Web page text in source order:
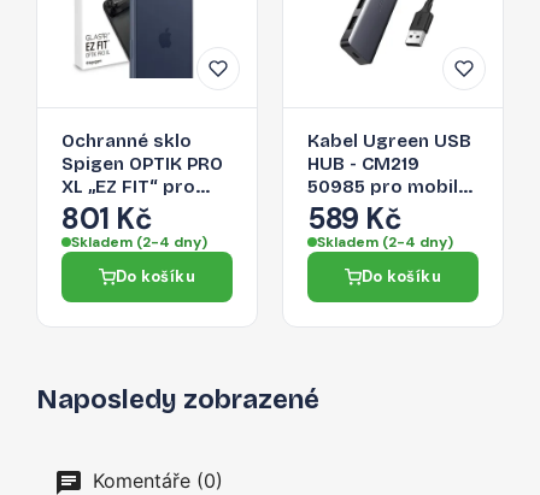
Ochranné sklo
Spigen OPTIK PRO
XL „EZ FIT“ pro
iPhone 17 Pro Max -
navy blue
801 Kč
Skladem (2-4 dny)
Do košíku
Kabel Ugreen USB
HUB - CM219
50985 pro mobilní
zařízení - šedá
589 Kč
Skladem (2-4 dny)
Do košíku
Naposledy zobrazené
Komentáře (0)